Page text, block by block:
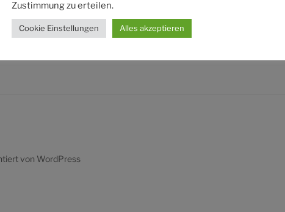
von WordPress
Zustimmung zu erteilen.
Cookie Einstellungen Alles akzeptieren